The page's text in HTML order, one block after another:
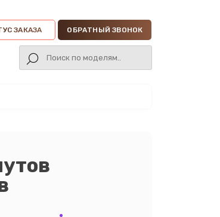
ЗАКАЗА ОБРАТНЫЙ ЗВОНОК